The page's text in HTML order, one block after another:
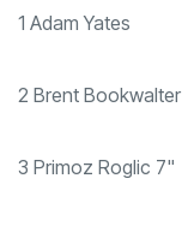
1 Adam Yates
2 Brent Bookwalter
3 Primoz Roglic 7"